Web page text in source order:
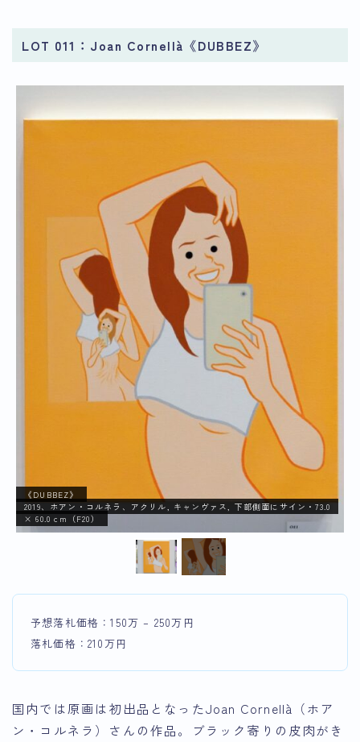
LOT 011：Joan Cornellà《DUBBEZ》
《DUBBEZ》
2019、ホアン・コルネラ、アクリル, キャンヴァス, 下部側面にサイン・73.0
× 60.0 cm（F20）
予想落札価格：150万 – 250万円
落札価格：210万円
国内では原画は初出品となったJoan Cornellà（ホア
ン・コルネラ）さんの作品。ブラック寄りの皮肉がき